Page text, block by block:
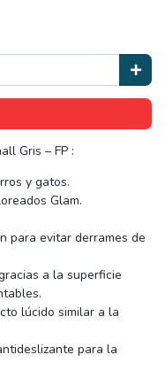
Gris – FP :
y gatos.
Glam.
para evitar derrames de
a la superficie
lúcido similar a la
para la